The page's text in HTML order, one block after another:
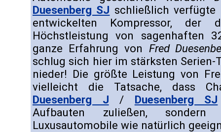
Duesenberg SJ schließlich verfügte
entwickelten Kompressor,
Höchstleistung von sagenhaften
ganze Erfahrung von Fred
schlug sich hier im stärksten Serien-
nieder! Die größte Leistung von
vielleicht die Tatsache, dass
Duesenberg J / Duesenberg SJ
Aufbauten zuließen,
Luxusautomobile wie natürlich